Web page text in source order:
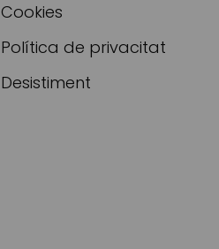
Cookies
Política de privacitat
Desistiment